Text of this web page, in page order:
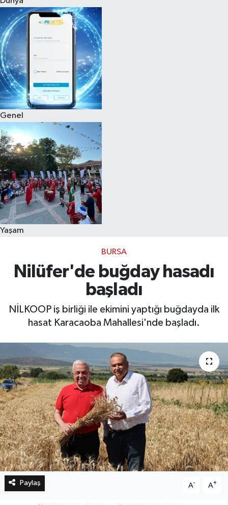
Genel
Yaşam
BURSA
Nilüfer'de buğday hasadı
başladı
NİLKOOP iş birliği ile ekimini yaptığı buğdayda ilk
hasat Karacaoba Mahallesi'nde başladı.
Paylaş A- A+
Eğitim
Sağlık
Dünya
Magazin
Gündem
Kültür & Sanat
Teknoloji
Bilim
Genel